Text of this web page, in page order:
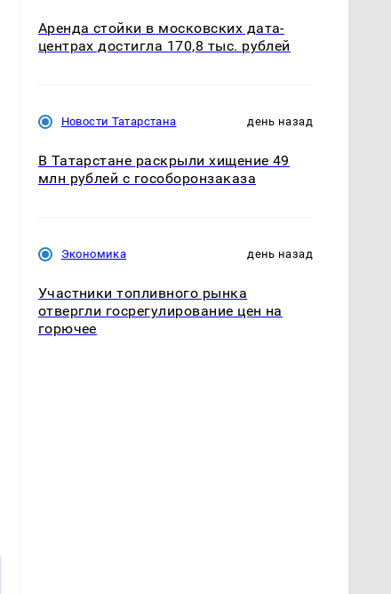
Аренда стойки в московских дата-
центрах достигла 170,8 тыс. рублей
Новости Татарстана день назад
В Татарстане раскрыли хищение 49
млн рублей с гособоронзаказа
Экономика день назад
Участники топливного рынка
отвергли госрегулирование цен на
горючее